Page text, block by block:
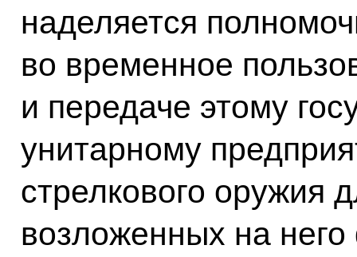
наделяется
во временное
и передаче этому
унитарному
стрелкового оружия
возложенных на